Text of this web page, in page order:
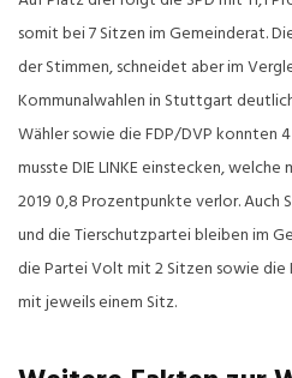
somit bei 7 Sitzen im Gemeinderat.
der Stimmen, schneidet aber im
Kommunalwahlen in Stuttgart
Wähler sowie die FDP/DVP konnten
musste DIE LINKE einstecken,
2019 0,8 Prozentpunkte verlor. Auch
und die Tierschutzpartei bleiben im
die Partei Volt mit 2 Sitzen sowie
mit jeweils einem Sitz.